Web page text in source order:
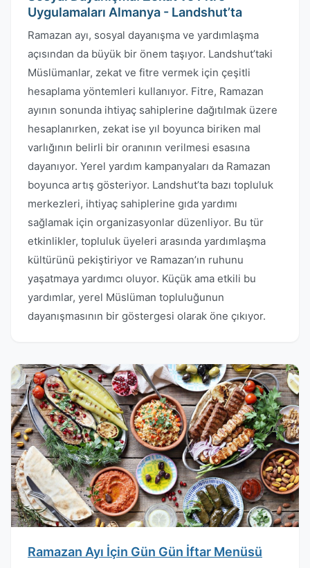
Uygulamaları Almanya - Landshut’ta
Ramazan ayı, sosyal dayanışma ve yardımlaşma
açısından da büyük bir önem taşıyor. Landshut’taki
Müslümanlar, zekat ve fitre vermek için çeşitli
hesaplama yöntemleri kullanıyor. Fitre, Ramazan
ayının sonunda ihtiyaç sahiplerine dağıtılmak üzere
hesaplanırken, zekat ise yıl boyunca biriken mal
varlığının belirli bir oranının verilmesi esasına
dayanıyor. Yerel yardım kampanyaları da Ramazan
boyunca artış gösteriyor. Landshut’ta bazı topluluk
merkezleri, ihtiyaç sahiplerine gıda yardımı
sağlamak için organizasyonlar düzenliyor. Bu tür
etkinlikler, topluluk üyeleri arasında yardımlaşma
kültürünü pekiştiriyor ve Ramazan’ın ruhunu
yaşatmaya yardımcı oluyor. Küçük ama etkili bu
yardımlar, yerel Müslüman topluluğunun
dayanışmasının bir göstergesi olarak öne çıkıyor.
Ramazan Ayı İçin Gün Gün İftar Menüsü